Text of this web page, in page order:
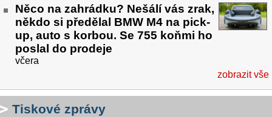
Něco na zahrádku? Nešálí vás zrak,
někdo si předělal BMW M4 na pick-
up, auto s korbou. Se 755 koňmi ho
poslal do prodeje
včera
zobrazit vše
Tiskové zprávy